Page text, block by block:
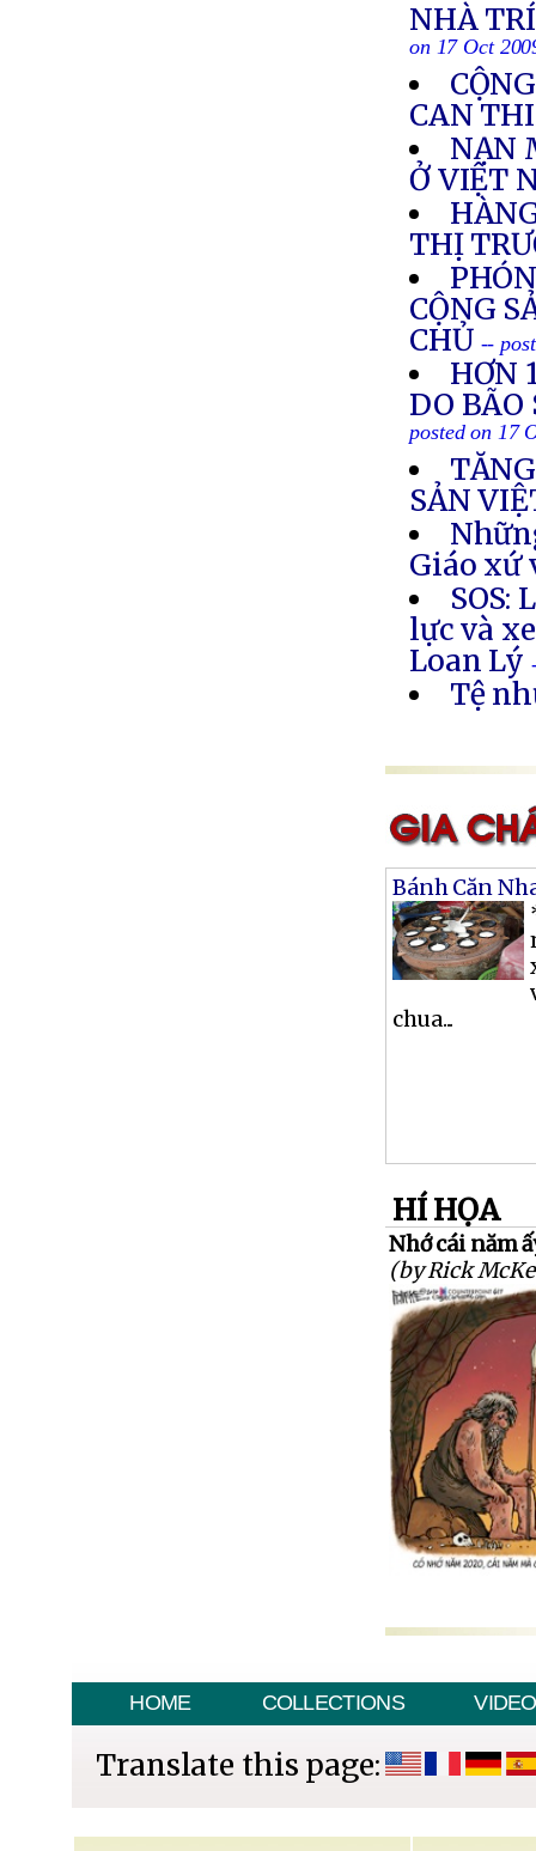
NHÀ
on 17 Oct
CAN
NẠN
Ở VIỆT
THỊ
CỘNG
CHỦ --
HƠN
DO
posted on 17
SẢN
Giáo xứ
lực và
Loan Lý
Tệ
Bánh Căn
chua...
HÍ HỌA
Nhớ cái năm
(by Rick
HOME COLLECTIONS VIDEO
Translate this page: